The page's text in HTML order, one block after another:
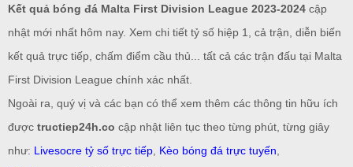
Kết quả bóng đá Malta First Division League 2023-2024 cập
nhật mới nhất hôm nay. Xem chi tiết tỷ số hiệp 1, cả trận, diễn biến
kết quả trực tiếp, chấm điểm cầu thủ... tất cả các trận đấu tại Malta
First Division League chính xác nhất.
Ngoài ra, quý vị và các bạn có thể xem thêm các thông tin hữu ích
được tructiep24h.co cập nhật liên tục theo từng phút, từng giây
như: Livesocre tỷ số trực tiếp Kèo bóng đá trực tuyến